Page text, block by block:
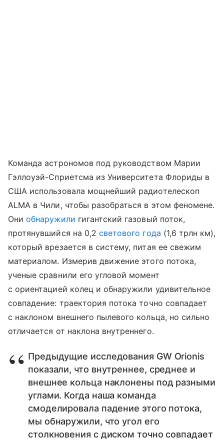
Команда астрономов под руководством Марии
Гэллоуэй-Сприетсма из Университета Флориды в
США использовала мощнейший радиотелескоп
ALMA в Чили, чтобы разобраться в этом феномене.
Ониобнаружили гигантский газовый поток,
протянувшийся на 0,2светового года (1,6 трлн км),
который врезается в систему, питая ее свежим
материалом. Измерив движение этого потока,
ученые сравнили его угловой момент
с ориентацией колец и обнаружили удивительное
совпадение: траектория потока точно совпадает
с наклоном внешнего пылевого кольца, но сильно
отличается от наклона внутреннего.
Предыдущие исследования GW Orionis
показали, что внутреннее, среднее и
внешнее кольца наклонены под разными
углами. Когда наша команда
смоделировала падение этого потока,
мы обнаружили, что угол его
столкновения с диском точно совпадает